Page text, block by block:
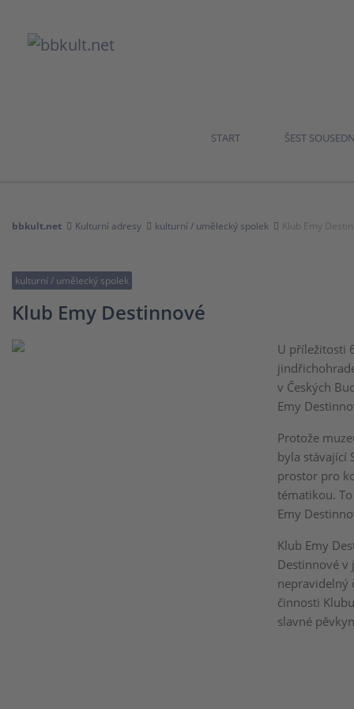
START ŠEST
bbkult.net Kulturní adresy kulturní / umělecký spolek Klub Emy
kulturní / umělecký spolek
Klub Emy Destinnové
U příležitosti
v Českých
Emy
Protože
byla stávající
prostor pro
tématikou.
Emy
Klub Emy
Destinnové v
nepravidelný
činnosti
slavné